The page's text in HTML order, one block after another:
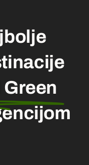
Green